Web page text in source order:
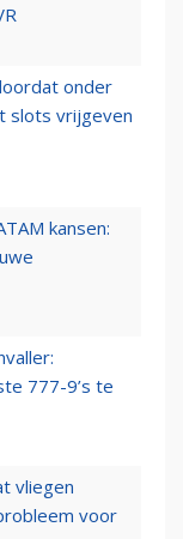
onder
slots vrijgeven
kansen:
777-9’s te
vliegen
voor